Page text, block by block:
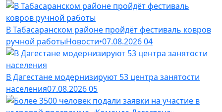
В Табасаранском районе пройдёт фестиваль ковров
ручной работыНовости•07.08.202604
В Дагестане модернизируют 53 центра занятости
населения07.08.202605